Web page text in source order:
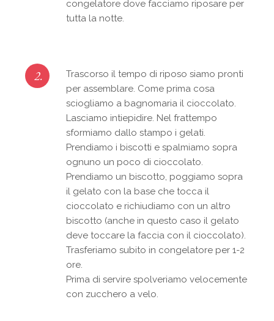
congelatore dove facciamo riposare per
tutta la notte.
2.
Trascorso il tempo di riposo siamo pronti
per assemblare. Come prima cosa
sciogliamo a bagnomaria il cioccolato.
Lasciamo intiepidire. Nel frattempo
sformiamo dallo stampo i gelati.
Prendiamo i biscotti e spalmiamo sopra
ognuno un poco di cioccolato.
Prendiamo un biscotto, poggiamo sopra
il gelato con la base che tocca il
cioccolato e richiudiamo con un altro
biscotto (anche in questo caso il gelato
deve toccare la faccia con il cioccolato).
Trasferiamo subito in congelatore per 1-2
ore.
Prima di servire spolveriamo velocemente
con zucchero a velo.